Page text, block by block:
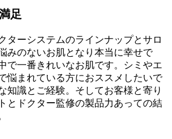
足
ターシステムのラインナップとサロ
みのないお肌となり本当に幸せで
で一番きれいなお肌です。シミやエ
悩まれている方におススメしたいで
知識とご経験。そしてお客様と寄り
とドクター監修の製品力あっての結